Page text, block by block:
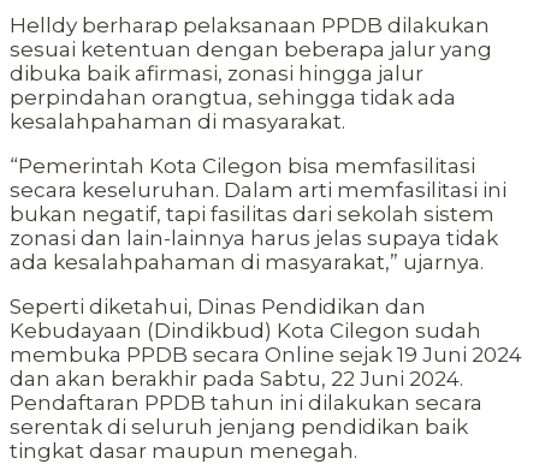
Helldy berharap pelaksanaan PPDB dilakukan
sesuai ketentuan dengan beberapa jalur yang
dibuka baik afirmasi, zonasi hingga jalur
perpindahan orangtua, sehingga tidak ada
kesalahpahaman di masyarakat.
“Pemerintah Kota Cilegon bisa memfasilitasi
secara keseluruhan. Dalam arti memfasilitasi ini
bukan negatif, tapi fasilitas dari sekolah sistem
zonasi dan lain-lainnya harus jelas supaya tidak
ada kesalahpahaman di masyarakat,” ujarnya.
Seperti diketahui, Dinas Pendidikan dan
Kebudayaan (Dindikbud) Kota Cilegon sudah
membuka PPDB secara Online sejak 19 Juni 2024
dan akan berakhir pada Sabtu, 22 Juni 2024.
Pendaftaran PPDB tahun ini dilakukan secara
serentak di seluruh jenjang pendidikan baik
tingkat dasar maupun menegah.